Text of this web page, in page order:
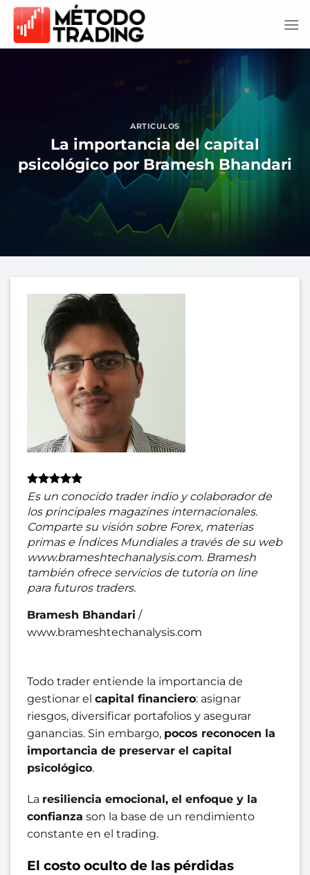
Saltar
contenido
ARTICULOS
La importancia del capital
psicológico por Bramesh Bhandari
Es un conocido trader indio y colaborador de
los principales magazines internacionales.
Comparte su visión sobre Forex, materias
primas e Índices Mundiales a través de su web
www.brameshtechanalysis.com. Bramesh
también ofrece servicios de tutoría on line
para futuros traders.
Bramesh Bhandari /
www.brameshtechanalysis.com
Todo trader entiende la importancia de
gestionar el capital financiero: asignar
riesgos, diversificar portafolios y asegurar
ganancias. Sin embargo, pocos reconocen la
importancia de preservar el capital
psicológico.
La resiliencia emocional, el enfoque y la
confianza son la base de un rendimiento
constante en el trading.
El costo oculto de las pérdidas